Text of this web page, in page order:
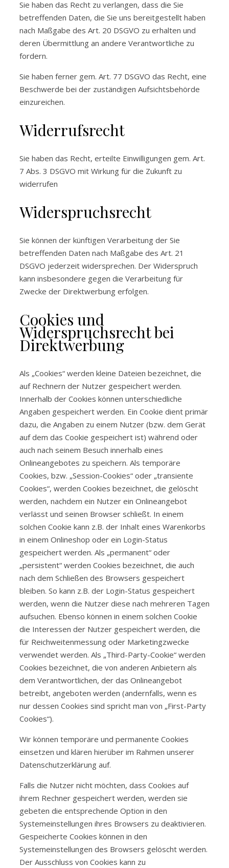
Sie haben das Recht zu verlangen, dass die Sie
betreffenden Daten, die Sie uns bereitgestellt haben
nach Maßgabe des Art. 20 DSGVO zu erhalten und
deren Übermittlung an andere Verantwortliche zu
fordern.
Sie haben ferner gem. Art. 77 DSGVO das Recht, eine
Beschwerde bei der zuständigen Aufsichtsbehörde
einzureichen.
Widerrufsrecht
Sie haben das Recht, erteilte Einwilligungen gem. Art.
7 Abs. 3 DSGVO mit Wirkung für die Zukunft zu
widerrufen
Widerspruchsrecht
Sie können der künftigen Verarbeitung der Sie
betreffenden Daten nach Maßgabe des Art. 21
DSGVO jederzeit widersprechen. Der Widerspruch
kann insbesondere gegen die Verarbeitung für
Zwecke der Direktwerbung erfolgen.
Cookies und
Widerspruchsrecht bei
Direktwerbung
Als „Cookies“ werden kleine Dateien bezeichnet, die
auf Rechnern der Nutzer gespeichert werden.
Innerhalb der Cookies können unterschiedliche
Angaben gespeichert werden. Ein Cookie dient primär
dazu, die Angaben zu einem Nutzer (bzw. dem Gerät
auf dem das Cookie gespeichert ist) während oder
auch nach seinem Besuch innerhalb eines
Onlineangebotes zu speichern. Als temporäre
Cookies, bzw. „Session-Cookies“ oder „transiente
Cookies“, werden Cookies bezeichnet, die gelöscht
werden, nachdem ein Nutzer ein Onlineangebot
verlässt und seinen Browser schließt. In einem
solchen Cookie kann z.B. der Inhalt eines Warenkorbs
in einem Onlineshop oder ein Login-Status
gespeichert werden. Als „permanent“ oder
„persistent“ werden Cookies bezeichnet, die auch
nach dem Schließen des Browsers gespeichert
bleiben. So kann z.B. der Login-Status gespeichert
werden, wenn die Nutzer diese nach mehreren Tagen
aufsuchen. Ebenso können in einem solchen Cookie
die Interessen der Nutzer gespeichert werden, die
für Reichweitenmessung oder Marketingzwecke
verwendet werden. Als „Third-Party-Cookie“ werden
Cookies bezeichnet, die von anderen Anbietern als
dem Verantwortlichen, der das Onlineangebot
betreibt, angeboten werden (andernfalls, wenn es
nur dessen Cookies sind spricht man von „First-Party
Cookies“).
Wir können temporäre und permanente Cookies
einsetzen und klären hierüber im Rahmen unserer
Datenschutzerklärung auf.
Falls die Nutzer nicht möchten, dass Cookies auf
ihrem Rechner gespeichert werden, werden sie
gebeten die entsprechende Option in den
Systemeinstellungen ihres Browsers zu deaktivieren.
Gespeicherte Cookies können in den
Systemeinstellungen des Browsers gelöscht werden.
Der Ausschluss von Cookies kann zu